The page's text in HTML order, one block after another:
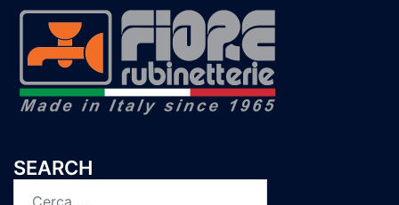
SEARCH